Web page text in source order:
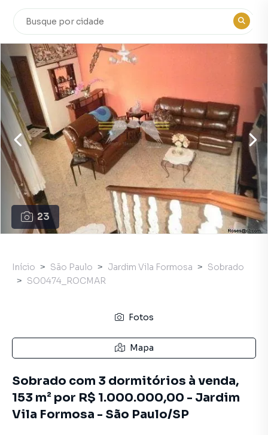
23
Início São Paulo Jardim Vila Formosa
Sobrado
SO0474_ROCMAR
Fotos
Mapa
Sobrado com 3 dormitórios à venda,
153 m² por R$ 1.000.000,00 - Jardim
Vila Formosa - São Paulo/SP